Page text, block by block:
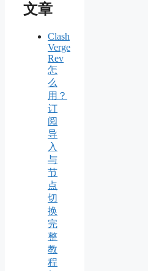
文章
Clash
Verge
Rev
怎
么
用？
订
阅
导
入
与
节
点
切
换
完
整
教
程